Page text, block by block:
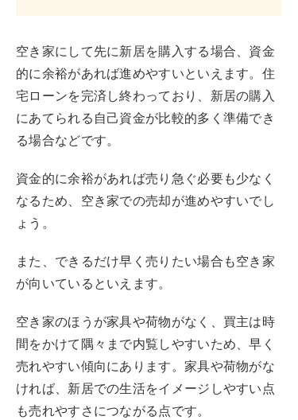
空き家にして先に新居を購入する場合、資金
的に余裕があれば進めやすいといえます。住
宅ローンを完済し終わっており、新居の購入
にあてられる自己資金が比較的多く準備でき
る場合などです。
資金的に余裕があれば売り急ぐ必要も少なく
なるため、空き家での売却が進めやすいでし
ょう。
また、できるだけ早く売りたい場合も空き家
が向いているといえます。
空き家のほうが家具や荷物がなく、買主は時
間をかけて隅々まで内覧しやすいため、早く
売れやすい傾向にあります。家具や荷物がな
ければ、新居での生活をイメージしやすい点
も売れやすさにつながる点です。